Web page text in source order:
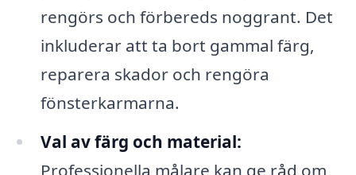
rengörs och förbereds noggrant. Det
inkluderar att ta bort gammal färg,
reparera skador och rengöra
fönsterkarmarna.
Val av färg och material: